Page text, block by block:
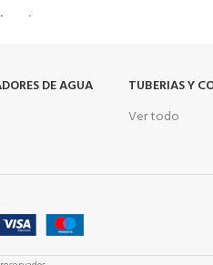
Carrito
DE AGUA
TUBERIAS Y
Ver todo